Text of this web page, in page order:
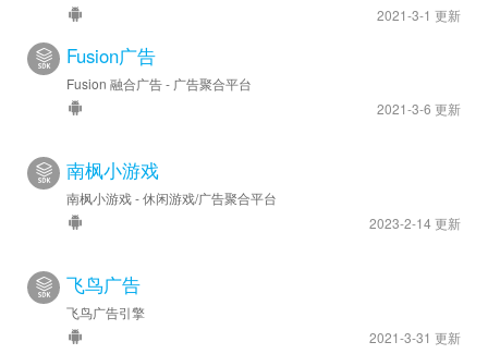
2021-3-1 更新
Fusion广告
Fusion 融合广告 - 广告聚合平台
2021-3-6 更新
南枫小游戏
南枫小游戏 - 休闲游戏/广告聚合平台
2023-2-14 更新
飞鸟广告
飞鸟广告引擎
2021-3-31 更新